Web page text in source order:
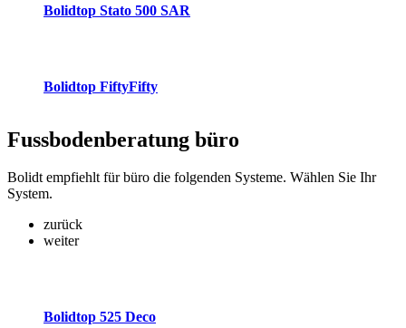
Bolidtop Stato 500 SAR
Bolidtop FiftyFifty
Fussbodenberatung büro
Bolidt empfiehlt für büro die folgenden Systeme. Wählen Sie Ihr
System.
zurück
weiter
Bolidtop 525 Deco